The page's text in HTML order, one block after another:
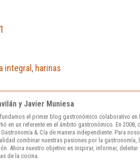
integral , harinas
y Javier Muniesa
fundamos el primer blog gastronómico colaborativo en
en un referente en el ámbito gastronómico. En 2008,
& Cía de manera independiente. Para
combinar nuestras pasiones por la gastronomía,
Ahora nuestro objetivo es inspirar, informar,
de la cocina.